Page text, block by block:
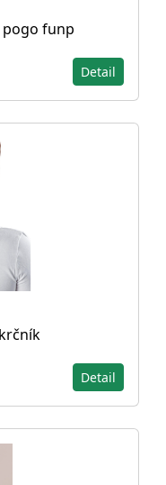
pogo funp
Detail
Detail